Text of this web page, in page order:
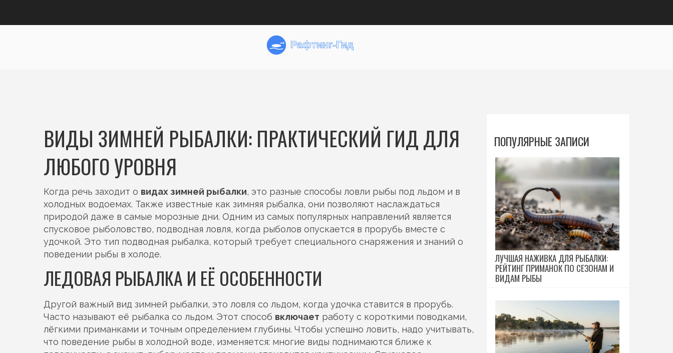
ВИДЫ ЗИМНЕЙ РЫБАЛКИ: ПРАКТИЧЕСКИЙ ГИД ДЛЯ
ЛЮБОГО УРОВНЯ
Когда речь заходит о видах зимней рыбалки, это разные способы ловли рыбы под льдом и в
холодных водоемах. Также известные как зимняя рыбалка, они позволяют наслаждаться
природой даже в самые морозные дни. Одним из самых популярных направлений является
спусковое рыболовство, подводная ловля, когда рыболов опускается в прорубь вместе с
удочкой. Это тип подводная рыбалка, который требует специального снаряжения и знаний о
поведении рыбы в холоде.
ЛЕДОВАЯ РЫБАЛКА И ЕЁ ОСОБЕННОСТИ
Другой важный вид зимней рыбалки, это ловля со льдом, когда удочка ставится в прорубь.
Часто называют её рыбалка со льдом. Этот способ включает работу с короткими поводками,
лёгкими приманками и точным определением глубины. Чтобы успешно ловить, надо учитывать,
что поведение рыбы в холодной воде, изменяется: многие виды поднимаются ближе к
ПОПУЛЯРНЫЕ ЗАПИСИ
ЛУЧШАЯ НАЖИВКА ДЛЯ РЫБАЛКИ:
РЕЙТИНГ ПРИМАНОК ПО СЕЗОНАМ И
ВИДАМ РЫБЫ